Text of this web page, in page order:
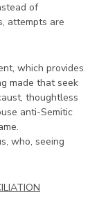
of
attempts are
which provides
made that seek
thoughtless
anti-Semitic
who, seeing